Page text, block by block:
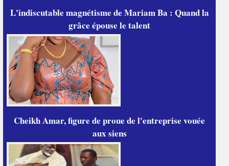
L'indiscutable magnétisme de Mariam Ba : Quand la
grâce épouse le talent
Cheikh Amar, figure de proue de l'entreprise vouée
aux siens